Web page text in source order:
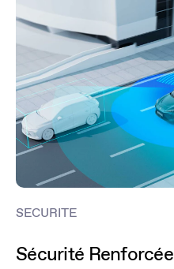
SECURITE
Sécurité Renforcée